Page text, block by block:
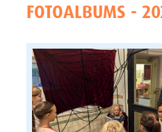
FOTOALBUMS -